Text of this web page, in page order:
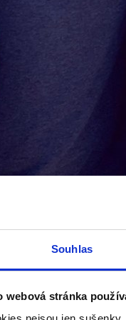
Souhlas
webová stránka
Jen jsem si tím
hrát. A celou
kde se